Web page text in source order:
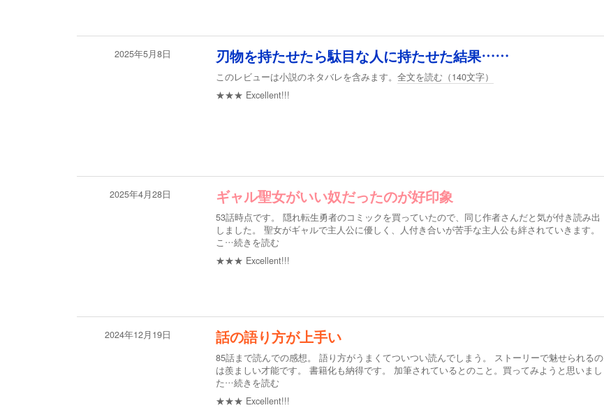
2025年5月8日 刃物を持たせたら駄目な人に持たせた結果……
このレビューは小説のネタバレを含みます。 全文を読む（140文字）
★★★ Excellent!!!
2025年4月28日 ギャル聖女がいい奴だったのが好印象
53話時点です。 隠れ転生勇者のコミックを買っていたので、同じ作者さんだと気が付き読み出
しました。 聖女がギャルで主人公に優しく、人付き合いが苦手な主人公も絆されていきます。
こ …続きを読む
★★★ Excellent!!!
2024年12月19日 話の語り方が上手い
85話まで読んでの感想。 語り方がうまくてついつい読んでしまう。 ストーリーで魅せられるの
は羨ましい才能です。 書籍化も納得です。 加筆されているとのこと。買ってみようと思いまし
た…続きを読む
★★★ Excellent!!!